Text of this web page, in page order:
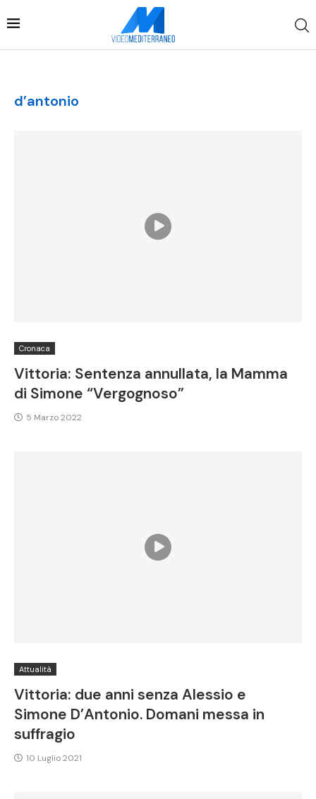
d’antonio
Cronaca
Vittoria: Sentenza annullata, la Mamma
di Simone “Vergognoso”
5 Marzo 2022
Attualità
Vittoria: due anni senza Alessio e
Simone D’Antonio. Domani messa in
suffragio
10 Luglio 2021